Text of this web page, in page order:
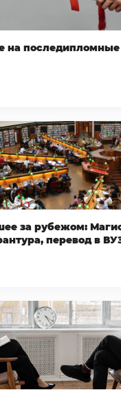
на
за рубежом:
перевод в